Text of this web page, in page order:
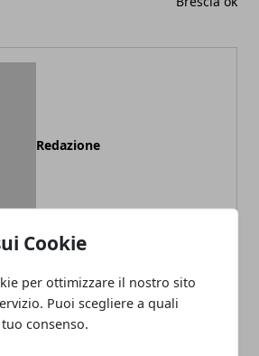
Cookie
per ottimizzare il nostro sito
Puoi scegliere a quali
consenso.
Redazione